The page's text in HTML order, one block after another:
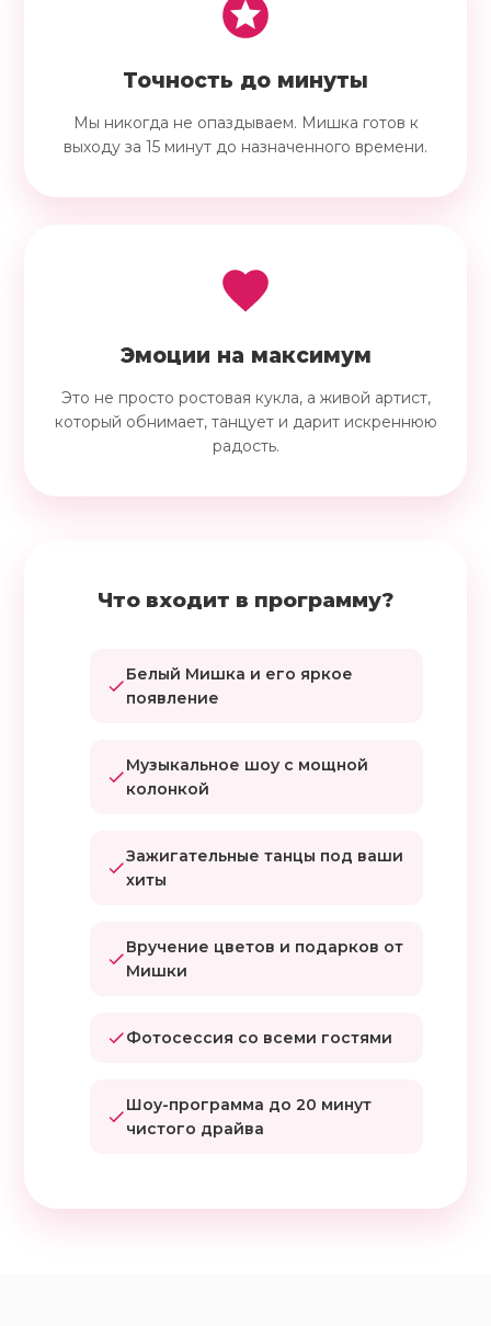
Точность до минуты
Мы никогда не опаздываем. Мишка готов к
выходу за 15 минут до назначенного времени.
Эмоции на максимум
Это не просто ростовая кукла, а живой артист,
который обнимает, танцует и дарит искреннюю
радость.
Что входит в программу?
Белый Мишка и его яркое
появление
Музыкальное шоу с мощной
колонкой
Зажигательные танцы под ваши
хиты
Вручение цветов и подарков от
Мишки
Фотосессия со всеми гостями
Шоу-программа до 20 минут
чистого драйва